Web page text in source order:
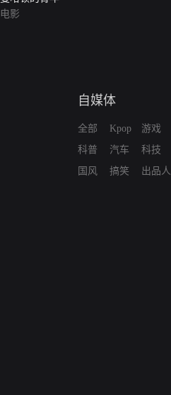
电影
自媒体
全部
科普
国风
Kpop
汽车
搞笑
游戏
科技
出品人